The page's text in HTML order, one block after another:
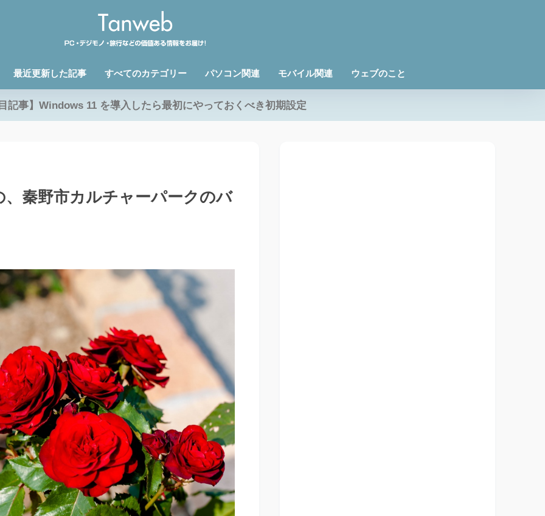
最近更新した記事 すべてのカテゴリー パソコン関連 モバイル関連 ウェブのこと
記事】Windows 11 を導入したら最初にやっておくべき初期設定
秦野市カルチャーパークのバ